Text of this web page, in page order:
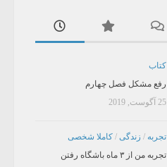
کتاب
رفع مشکل فصل چهارم
25 آگوست, 2019
تجربه / زندگی / کاملا شخصی
تجربه من از ۳ ماه باشگاه رفتن